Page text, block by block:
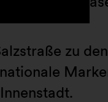
zu den